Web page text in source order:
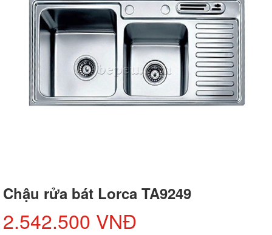
Chậu rửa bát Lorca TA9249
2.542.500 VNĐ